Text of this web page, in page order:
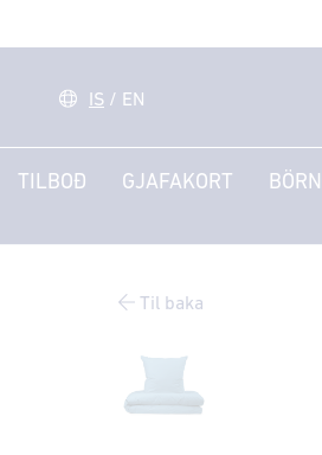
IS / EN
TILBOÐ GJAFAKORT BÖRN
Til baka